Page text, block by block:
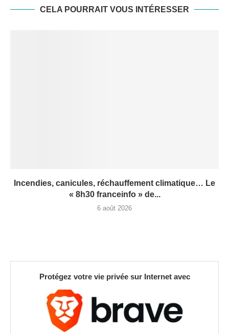
CELA POURRAIT VOUS INTÉRESSER
Incendies, canicules, réchauffement climatique… Le
« 8h30 franceinfo » de...
6 août 2026
Protégez votre vie privée sur Internet avec